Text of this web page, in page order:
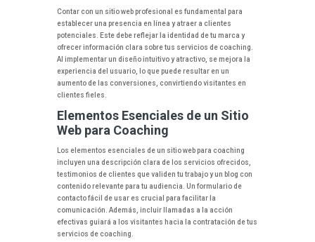
Contar con un sitio web profesional es fundamental para
establecer una presencia en línea y atraer a clientes
potenciales. Este debe reflejar la identidad de tu marca y
ofrecer información clara sobre tus servicios de coaching.
Al implementar un diseño intuitivo y atractivo, se mejora la
experiencia del usuario, lo que puede resultar en un
aumento de las conversiones, convirtiendo visitantes en
clientes fieles.
Elementos Esenciales de un Sitio
Web para Coaching
Los elementos esenciales de un sitio web para coaching
incluyen una descripción clara de los servicios ofrecidos,
testimonios de clientes que validen tu trabajo y un blog con
contenido relevante para tu audiencia. Un formulario de
contacto fácil de usar es crucial para facilitar la
comunicación. Además, incluir llamadas a la acción
efectivas guiará a los visitantes hacia la contratación de tus
servicios de coaching.